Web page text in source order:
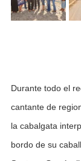
Durante todo el
cantante de
la cabalgata
bordo de su